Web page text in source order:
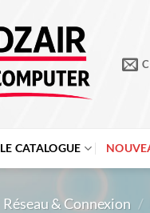
LE CATALOGUE
Réseau & Connexion /